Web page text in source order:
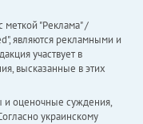
меткой "Реклама" /
являются рекламными и
участвует в
высказанные в этих
и оценочные суждения,
украинскому